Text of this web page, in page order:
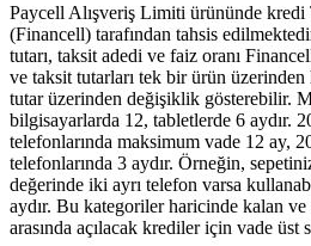
Paycell Alışveriş Limiti ürününde
(Financell) tarafından tahsis
tutarı, taksit adedi ve faiz oranı
ve taksit tutarları tek bir ürün üzerinden
tutar üzerinden değişiklik gösterebilir.
bilgisayarlarda 12, tabletlerde 6 aydır.
telefonlarında maksimum vade 12 ay,
telefonlarında 3 aydır. Örneğin,
değerinde iki ayrı telefon varsa
aydır. Bu kategoriler haricinde kalan
arasında açılacak krediler için vade üst